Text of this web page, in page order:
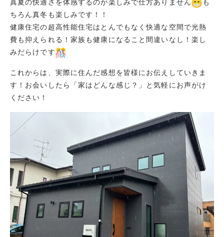
真夏の快適さを体感するのが楽しみで仕方ありません
も
ちろん真冬も楽しみです！！
健康住宅の超高性能住宅はとんでもなく快適な空間で光熱
費も抑えられる！家族も健康になること間違いなし！楽し
みだらけです
これからは、実際に住んだ感想を皆様にお伝えしていきま
す！お会いしたら「家はどんな感じ？」と気軽にお声がけ
ください！